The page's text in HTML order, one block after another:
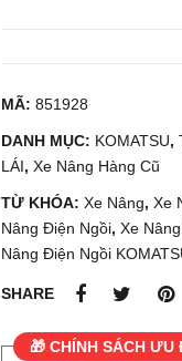
MÃ: 851928
DANH MỤC: KOMATSU,
LÁI, Xe Nâng Hàng Cũ
TỪ KHÓA: Xe Nâng, Xe
Nâng Điện Ngồi, Xe
Nâng Điện Ngồi
SHARE
🎁 CHÍNH SÁCH